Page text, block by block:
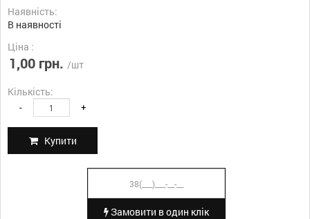
Наявність:
В наявності
Ціна :
1,00 грн. /шт
Кількість:
- +
Купити
Замовити в один клік